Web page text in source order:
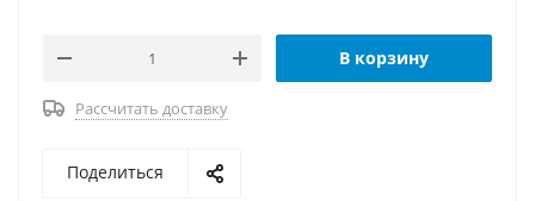
В корзину
Рассчитать доставку
Поделиться